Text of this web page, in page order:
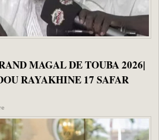
MAGAL DE TOUBA 2026|
RAYAKHINE 17 SAFAR